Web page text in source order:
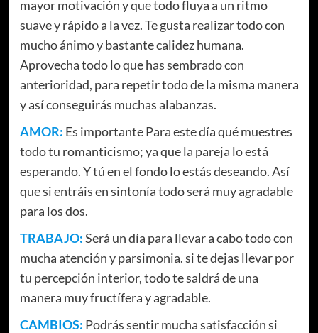
mayor motivación y que todo fluya a un ritmo
suave y rápido a la vez. Te gusta realizar todo con
mucho ánimo y bastante calidez humana.
Aprovecha todo lo que has sembrado con
anterioridad, para repetir todo de la misma manera
y así conseguirás muchas alabanzas.
AMOR: Es importante Para este día qué muestres
todo tu romanticismo; ya que la pareja lo está
esperando. Y tú en el fondo lo estás deseando. Así
que si entráis en sintonía todo será muy agradable
para los dos.
TRABAJO:Será un día para llevar a cabo todo con
mucha atención y parsimonia. si te dejas llevar por
tu percepción interior, todo te saldrá de una
manera muy fructífera y agradable.
CAMBIOS: Podrás sentir mucha satisfacción si